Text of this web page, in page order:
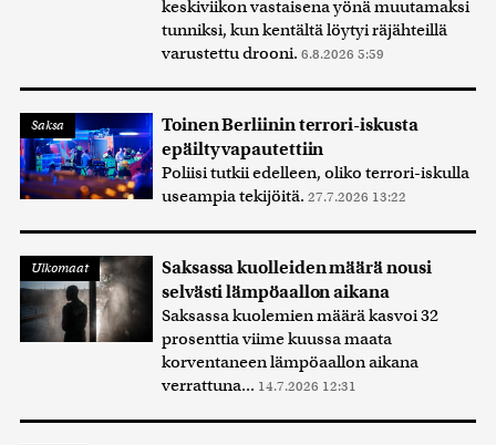
keskiviikon vastaisena yönä muutamaksi
tunniksi, kun kentältä löytyi räjähteillä
varustettu drooni. 6.8.2026 5:59
Saksa
Toinen Berliinin terrori-iskusta
epäilty vapautettiin
Poliisi tutkii edelleen, oliko terrori-iskulla
useampia tekijöitä. 27.7.2026 13:22
Ulkomaat
Saksassa kuolleiden määrä nousi
selvästi lämpöaallon aikana
Saksassa kuolemien määrä kasvoi 32
prosenttia viime kuussa maata
korventaneen lämpöaallon aikana
verrattuna... 14.7.2026 12:31